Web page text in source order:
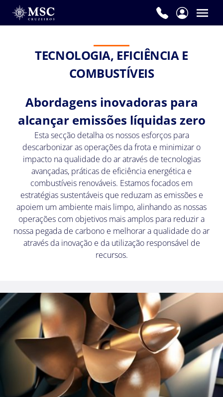
TECNOLOGIA, EFICIÊNCIA E
COMBUSTÍVEIS
Abordagens inovadoras para
alcançar emissões líquidas zero
Esta secção detalha os nossos esforços para
descarbonizar as operações da frota e minimizar o
impacto na qualidade do ar através de tecnologias
avançadas, práticas de eficiência energética e
combustíveis renováveis. Estamos focados em
estratégias sustentáveis que reduzam as emissões e
apoiem um ambiente mais limpo, alinhando as nossas
operações com objetivos mais amplos para reduzir a
nossa pegada de carbono e melhorar a qualidade do ar
através da inovação e da utilização responsável de
recursos.